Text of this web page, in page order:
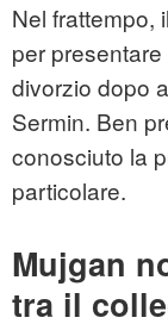
Nel frattempo,
per
divorzio dopo
Sermin. Ben
conosciuto la
particolare.
Mujgan
tra il